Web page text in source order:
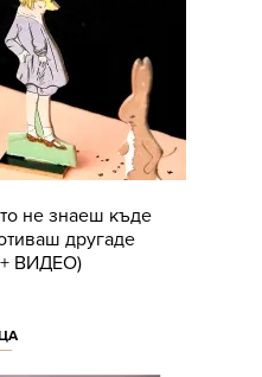
не знаеш къде
другаде
ВИДЕО)